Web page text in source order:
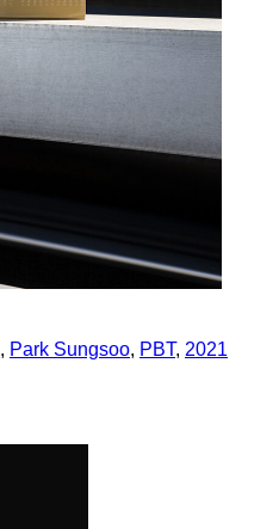
, Park Sungsoo, PBT, 2021